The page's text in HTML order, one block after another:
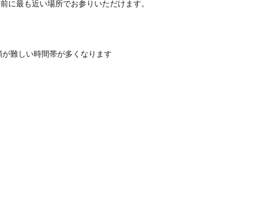
に最も近い場所でお参りいただけます。
難しい時間帯が多くなります